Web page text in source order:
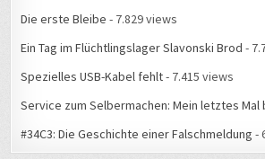
Die erste Bleibe - 7.829 views
Ein Tag im Flüchtlingslager Slavonski Brod -
Spezielles USB-Kabel fehlt- 7.415 views
Service zum Selbermachen: Mein letztes Mal
#34C3: Die Geschichte einer Falschmeldung -